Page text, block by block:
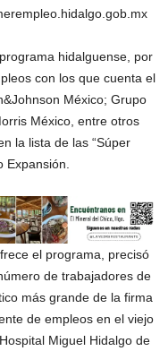
hidalguense, por
con los que cuenta el
México; Grupo
México, entre otros
la lista de las “Súper
Expansión.
el programa, precisó
de trabajadores de
más grande de la firma
de empleos en el viejo
Miguel Hidalgo de